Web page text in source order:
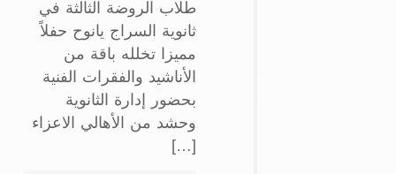
طلاب الروضة الثالثة في
ثانوية السراج يانوح حفلاً
مميزا تخلله باقة من
الأناشيد والفقرات الفنية
بحضور إدارة الثانوية
وحشد من الأهالي الاعزاء
[…]